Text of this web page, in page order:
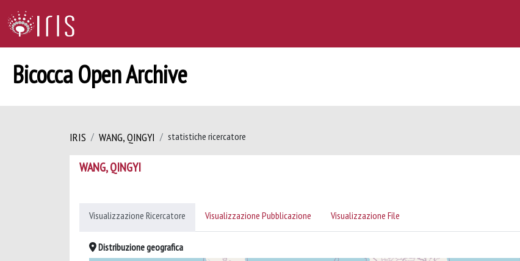
Bicocca Open Archive
IRIS WANG, QINGYI statistiche ricercatore
WANG, QINGYI
Visualizzazione Ricercatore Visualizzazione Pubblicazione Visualizzazione File
Distribuzione geografica